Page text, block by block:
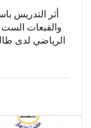
أثر التدريس
الرياضي لدى